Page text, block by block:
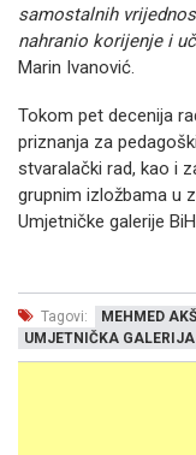
samostalnih
nahranio korijenje i
Marin Ivanović.
Tokom pet decenija
priznanja za
stvaralački rad, kao i
grupnim izložbama u
Umjetničke galerije
Tagovi: MEHMED
UMJETNIČKA GALERIJA